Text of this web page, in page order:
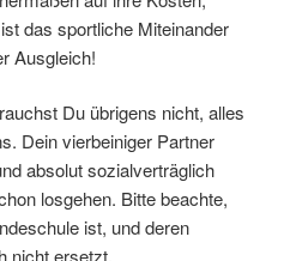
ist das sportliche Miteinander
Ausgleich!
Du übrigens nicht, alles
Dein vierbeiniger Partner
absolut sozialverträglich
losgehen. Bitte beachte,
ist, und deren
nicht ersetzt.